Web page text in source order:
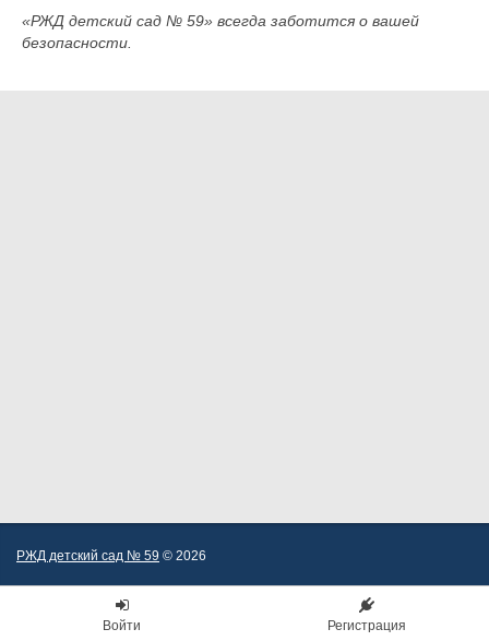
«РЖД детский сад № 59» всегда заботится о вашей
безопасности.
РЖД детский сад № 59 © 2026
Войти Регистрация